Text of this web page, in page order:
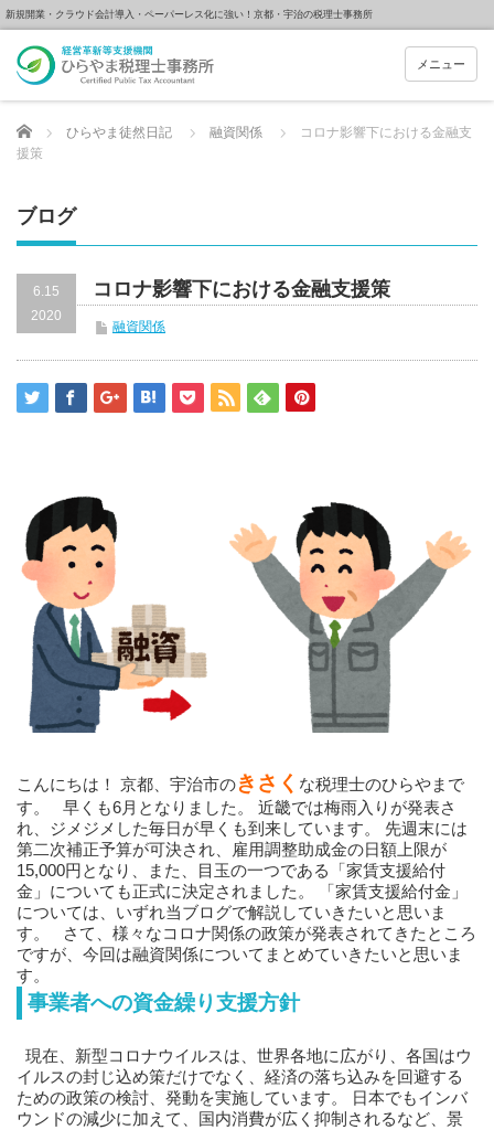
新規開業・クラウド会計導入・ペーパーレス化に強い！京都・宇治の税理士事務所
メニュー
Home ひらやま徒然日記 融資関係
コロナ影響下における金融支
援策
ブログ
6.15
2020
コロナ影響下における金融支援策
融資関係
こんにちは！ 京都、宇治市のきさく な税理士のひらやまで
す。 早くも6月となりました。 近畿では梅雨入りが発表さ
れ、ジメジメした毎日が早くも到来しています。 先週末には
第二次補正予算が可決され、雇用調整助成金の日額上限が
15,000円となり、また、目玉の一つである「家賃支援給付
金」についても正式に決定されました。 「家賃支援給付金」
については、いずれ当ブログで解説していきたいと思いま
す。 さて、様々なコロナ関係の政策が発表されてきたところ
ですが、今回は融資関係についてまとめていきたいと思いま
す。
事業者への資金繰り支援方針
現在、新型コロナウイルスは、世界各地に広がり、各国はウ
イルスの封じ込め策だけでなく、経済の落ち込みを回避する
ための政策の検討、発動を実施しています。 日本でもインバ
ウンドの減少に加えて、国内消費が広く抑制されるなど、景